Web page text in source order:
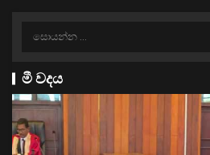
මී වදය